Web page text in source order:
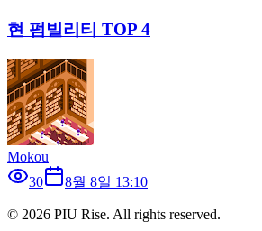
현 펌빌리티 TOP 4
Mokou
30
8월 8일 13:10
© 2026 PIU Rise. All rights reserved.